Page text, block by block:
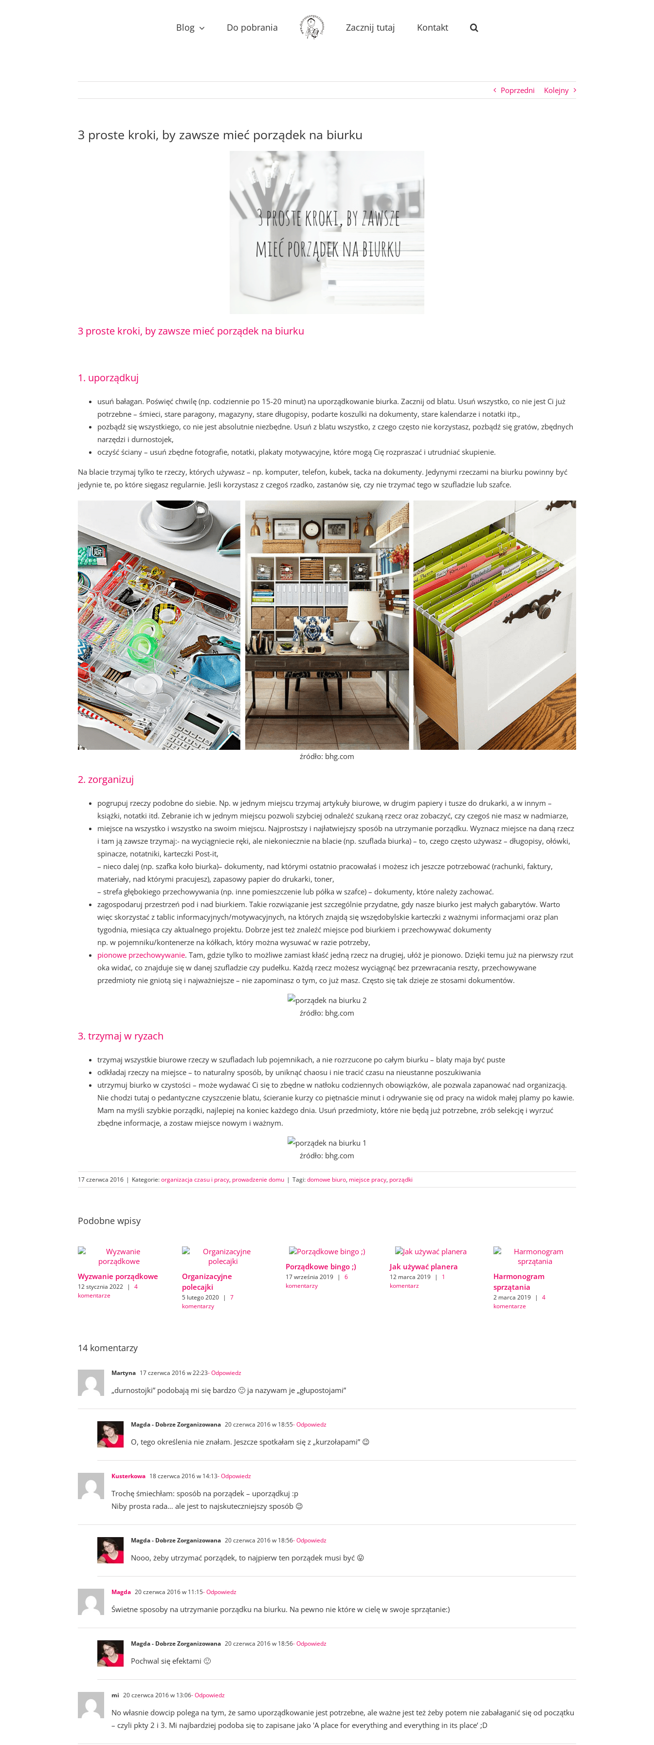
Blog Do pobrania Zacznij tutaj Kontakt
Poprzedni Kolejny
3 proste kroki, by zawsze mieć porządek na biurku
3 proste kroki, by zawsze mieć porządek na biurku
1. uporządkuj
usuń bałagan. Poświęć chwilę (np. codziennie po 15-20 minut) na uporządkowanie biurka. Zacznij od blatu. Usuń wszystko, co nie jest Ci już
potrzebne – śmieci, stare paragony, magazyny, stare długopisy, podarte koszulki na dokumenty, stare kalendarze i notatki itp.,
pozbądź się wszystkiego, co nie jest absolutnie niezbędne. Usuń z blatu wszystko, z czego często nie korzystasz, pozbądź się gratów, zbędnych
narzędzi i durnostojek,
oczyść ściany – usuń zbędne fotografie, notatki, plakaty motywacyjne, które mogą Cię rozpraszać i utrudniać skupienie.
Na blacie trzymaj tylko te rzeczy, których używasz – np. komputer, telefon, kubek, tacka na dokumenty. Jedynymi rzeczami na biurku powinny być
jedynie te, po które sięgasz regularnie. Jeśli korzystasz z czegoś rzadko, zastanów się, czy nie trzymać tego w szufladzie lub szafce.
źródło: bhg.com
2. zorganizuj
pogrupuj rzeczy podobne do siebie. Np. w jednym miejscu trzymaj artykuły biurowe, w drugim papiery i tusze do drukarki, a w innym –
książki, notatki itd. Zebranie ich w jednym miejscu pozwoli szybciej odnaleźć szukaną rzecz oraz zobaczyć, czy czegoś nie masz w nadmiarze,
miejsce na wszystko i wszystko na swoim miejscu. Najprostszy i najłatwiejszy sposób na utrzymanie porządku. Wyznacz miejsce na daną rzecz
i tam ją zawsze trzymaj:- na wyciągniecie ręki, ale niekoniecznie na blacie (np. szuflada biurka) – to, czego często używasz – długopisy, ołówki,
spinacze, notatniki, karteczki Post-it,
– nieco dalej (np. szafka koło biurka)– dokumenty, nad którymi ostatnio pracowałaś i możesz ich jeszcze potrzebować (rachunki, faktury,
materiały, nad którymi pracujesz), zapasowy papier do drukarki, toner,
– strefa głębokiego przechowywania (np. inne pomieszczenie lub półka w szafce) – dokumenty, które należy zachować.
zagospodaruj przestrzeń pod i nad biurkiem. Takie rozwiązanie jest szczególnie przydatne, gdy nasze biurko jest małych gabarytów. Warto
więc skorzystać z tablic informacyjnych/motywacyjnych, na których znajdą się wszędobylskie karteczki z ważnymi informacjami oraz plan
tygodnia, miesiąca czy aktualnego projektu. Dobrze jest też znaleźć miejsce pod biurkiem i przechowywać dokumenty
np. w pojemniku/kontenerze na kółkach, który można wysuwać w razie potrzeby,
pionowe przechowywanie. Tam, gdzie tylko to możliwe zamiast kłaść jedną rzecz na drugiej, ułóż je pionowo. Dzięki temu już na pierwszy rzut
oka widać, co znajduje się w danej szufladzie czy pudełku. Każdą rzecz możesz wyciągnąć bez przewracania reszty, przechowywane
przedmioty nie gniotą się i najważniejsze – nie zapominasz o tym, co już masz. Często się tak dzieje ze stosami dokumentów.
źródło: bhg.com
3. trzymaj w ryzach
trzymaj wszystkie biurowe rzeczy w szufladach lub pojemnikach, a nie rozrzucone po całym biurku – blaty maja być puste
odkładaj rzeczy na miejsce – to naturalny sposób, by uniknąć chaosu i nie tracić czasu na nieustanne poszukiwania
utrzymuj biurko w czystości – może wydawać Ci się to zbędne w natłoku codziennych obowiązków, ale pozwala zapanować nad organizacją.
Nie chodzi tutaj o pedantyczne czyszczenie blatu, ścieranie kurzy co piętnaście minut i odrywanie się od pracy na widok małej plamy po kawie.
Mam na myśli szybkie porządki, najlepiej na koniec każdego dnia. Usuń przedmioty, które nie będą już potrzebne, zrób selekcję i wyrzuć
zbędne informacje, a zostaw miejsce nowym i ważnym.
źródło: bhg.com
17 czerwca 2016 | Kategorie:organizacja czasu i pracy, prowadzenie domu | Tagi:domowe biuro, miejsce pracy, porządki
Podobne wpisy
Wyzwanie porządkowe
12 stycznia 2022 |
4
komentarze
Organizacyjne
polecajki
5 lutego 2020 |
7
komentarzy
Porządkowe bingo ;)
17 września 2019 |
6
komentarzy
Jak używać planera
12 marca 2019 |
1
komentarz
Harmonogram
sprzątania
2 marca 2019 |
4
komentarze
14 komentarzy
Martyna 17 czerwca 2016 w 22:23- Odpowiedz
„durnostojki” podobają mi się bardzo 🙂 ja nazywam je „głupostojami”
Magda - Dobrze Zorganizowana 20 czerwca 2016 w 18:55- Odpowiedz
O, tego określenia nie znałam. Jeszcze spotkałam się z „kurzołapami” 😉
Kusterkowa 18 czerwca 2016 w 14:13- Odpowiedz
Trochę śmiechłam: sposób na porządek – uporządkuj :p
Niby prosta rada… ale jest to najskuteczniejszy sposób 😉
Magda - Dobrze Zorganizowana 20 czerwca 2016 w 18:56- Odpowiedz
Nooo, żeby utrzymać porządek, to najpierw ten porządek musi być 😛
Magda 20 czerwca 2016 w 11:15- Odpowiedz
Świetne sposoby na utrzymanie porządku na biurku. Na pewno nie które w cielę w swoje sprzątanie:)
Magda - Dobrze Zorganizowana 20 czerwca 2016 w 18:56- Odpowiedz
Pochwal się efektami 🙂
mi 20 czerwca 2016 w 13:06- Odpowiedz
No własnie dowcip polega na tym, że samo uporządkowanie jest potrzebne, ale ważne jest też żeby potem nie zabałaganić się od początku
– czyli pkty 2 i 3. Mi najbardziej podoba się to zapisane jako 'A place for everything and everything in its place’ ;D